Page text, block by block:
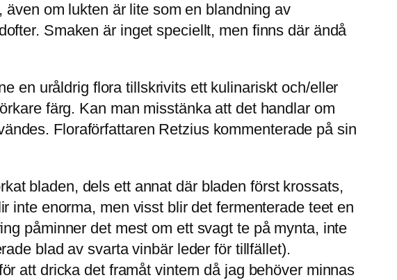
om lukten är lite som en blandning av
Smaken är inget speciellt, men finns där ändå
en uråldrig flora tillskrivits ett kulinariskt och/eller
färg. Kan man misstänka att det handlar om
Floraförfattaren Retzius kommenterade på sin
bladen, dels ett annat där bladen först krossats,
inte enorma, men visst blir det fermenterade teet en
påminner det mest om ett svagt te på mynta, inte
blad av svarta vinbär leder för tillfället).
att dricka det framåt vintern då jag behöver minnas